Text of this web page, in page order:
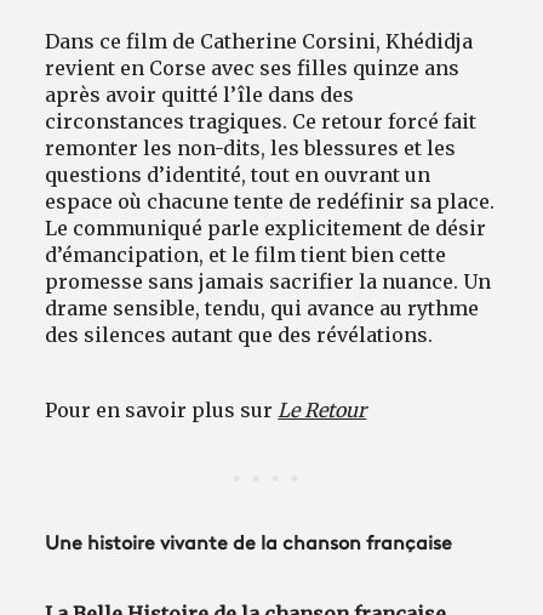
Dans ce film de Catherine Corsini, Khédidja
revient en Corse avec ses filles quinze ans
après avoir quitté l’île dans des
circonstances tragiques. Ce retour forcé fait
remonter les non-dits, les blessures et les
questions d’identité, tout en ouvrant un
espace où chacune tente de redéfinir sa place.
Le communiqué parle explicitement de désir
d’émancipation, et le film tient bien cette
promesse sans jamais sacrifier la nuance. Un
drame sensible, tendu, qui avance au rythme
des silences autant que des révélations.
Pour en savoir plus surLe Retour
Une histoire vivante de la chanson française